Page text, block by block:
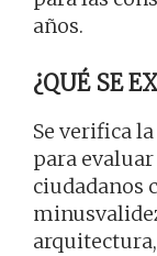
años.
¿QUÉ SE
Se verifica
para
ciudadanos